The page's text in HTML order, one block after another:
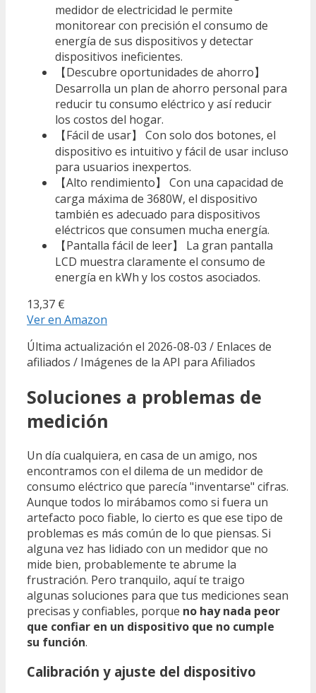
medidor de electricidad le permite
monitorear con precisión el consumo de
energía de sus dispositivos y detectar
dispositivos ineficientes.
【Descubre oportunidades de ahorro】
Desarrolla un plan de ahorro personal para
reducir tu consumo eléctrico y así reducir
los costos del hogar.
【Fácil de usar】 Con solo dos botones, el
dispositivo es intuitivo y fácil de usar incluso
para usuarios inexpertos.
【Alto rendimiento】 Con una capacidad de
carga máxima de 3680W, el dispositivo
también es adecuado para dispositivos
eléctricos que consumen mucha energía.
【Pantalla fácil de leer】 La gran pantalla
LCD muestra claramente el consumo de
energía en kWh y los costos asociados.
13,37 €
Ver en Amazon
Última actualización el 2026-08-03 / Enlaces de
afiliados / Imágenes de la API para Afiliados
Soluciones a problemas de
medición
Un día cualquiera, en casa de un amigo, nos
encontramos con el dilema de un medidor de
consumo eléctrico que parecía "inventarse" cifras.
Aunque todos lo mirábamos como si fuera un
artefacto poco fiable, lo cierto es que ese tipo de
problemas es más común de lo que piensas. Si
alguna vez has lidiado con un medidor que no
mide bien, probablemente te abrume la
frustración. Pero tranquilo, aquí te traigo
algunas soluciones para que tus mediciones sean
precisas y confiables, porque no hay nada peor
que confiar en un dispositivo que no cumple
su función.
Calibración y ajuste del dispositivo